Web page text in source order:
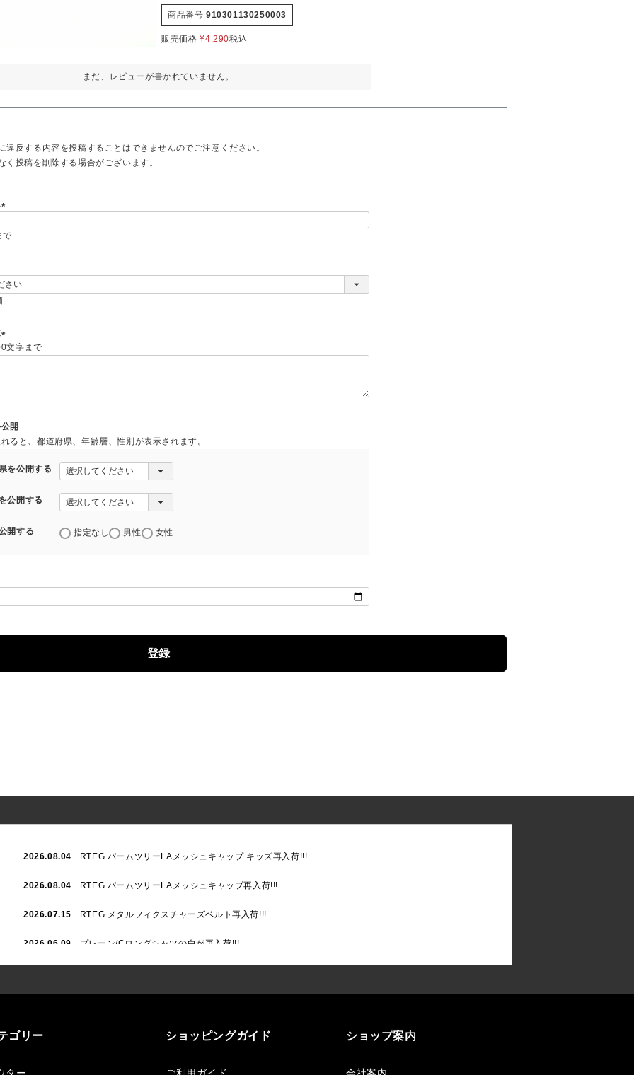
商品番号 910301130250003
販売価格 ¥4,290税込
まだ、レビューが書かれていません。
反する内容を投稿することはできませんのでご注意ください。
投稿を削除する場合がございます。
必
で
(
)
文字まで
開
ると、都道府県、年齢層、性別が表示されます。
を公開する
公開する
開する 指定なし 男性 女性
登録
2026.08.04 RTEG パームツリーLAメッシュキャップ キッズ再入荷!!!
2026.08.04 RTEG パームツリーLAメッシュキャップ再入荷!!!
2026.07.15 RTEG メタルフィクスチャーズベルト再入荷!!!
2026.06.09 プレーン/Cロングシャツの白が再入荷!!!
2026.05.08 24/フリンジデニムロングパンツ再入荷!!!
ゴリー
ター
ショッピングガイド
ご利用ガイド
ショップ案内
会社案内